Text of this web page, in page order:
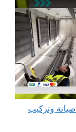
صيانة مصاعد في الكويت 65542233 صيانة وتركيب